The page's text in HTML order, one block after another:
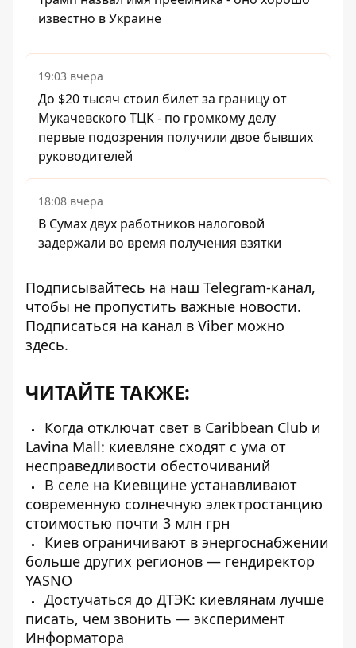
известно в Украине
19:03 вчера
До $20 тысяч стоил билет за границу от
Мукачевского ТЦК - по громкому делу
первые подозрения получили двое бывших
руководителей
18:08 вчера
В Сумах двух работников налоговой
задержали во время получения взятки
Подписывайтесь на наш Telegram-канал,
чтобы не пропустить важные новости.
Подписаться на канал в Viber можно
здесь.
ЧИТАЙТЕ ТАКЖЕ:
Когда отключат свет в Caribbean Club и
Lavina Mall: киевляне сходят с ума от
несправедливости обесточиваний
В селе на Киевщине устанавливают
современную солнечную электростанцию ​​
стоимостью почти 3 млн грн
Киев ограничивают в энергоснабжении
больше других регионов — гендиректор
YASNO
Достучаться до ДТЭК: киевлянам лучше
писать, чем звонить — эксперимент
Информатора